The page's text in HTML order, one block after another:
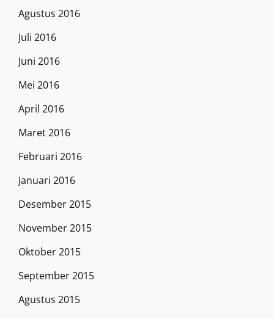
Agustus 2016
Juli 2016
Juni 2016
Mei 2016
April 2016
Maret 2016
Februari 2016
Januari 2016
Desember 2015
November 2015
Oktober 2015
September 2015
Agustus 2015